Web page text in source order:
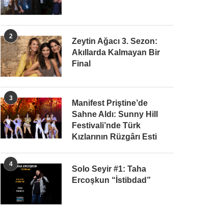
2
Zeytin Ağacı 3. Sezon:
Akıllarda Kalmayan Bir
Final
3
Manifest Priştine’de
Sahne Aldı: Sunny Hill
Festivali’nde Türk
Kızlarının Rüzgârı Esti
4
Solo Seyir #1: Taha
Ercoşkun “İstibdad”